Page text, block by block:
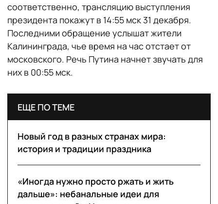
соответственно, трансляцию выступления
президента покажут в 14:55 мск 31 декабря.
Последними обращение услышат жители
Калининграда, чье время на час отстает от
московского. Речь Путина начнет звучать для
них в 00:55 мск.
ЕЩЕ ПО ТЕМЕ
Новый год в разных странах мира:
история и традиции праздника
«Иногда нужно просто ржать и жить
дальше»: небанальные идеи для